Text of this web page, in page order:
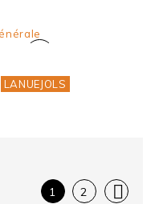
LANUEJOLS
1 2 